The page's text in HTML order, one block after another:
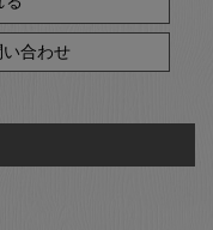
い合わせ